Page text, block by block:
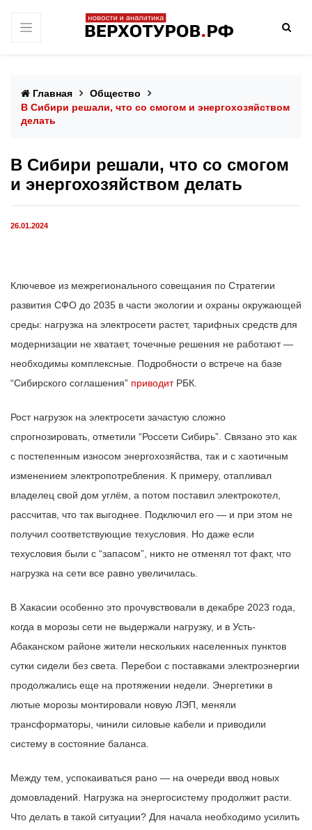
Главная
Общество
В Сибири решали, что со смогом и энергохозяйством
делать
В Сибири решали, что со смогом
и энергохозяйством делать
26.01.2024
Ключевое из межрегионального совещания по Стратегии
развития СФО до 2035 в части экологии и охраны окружающей
среды: нагрузка на электросети растет, тарифных средств для
модернизации не хватает, точечные решения не работают —
необходимы комплексные. Подробности о встрече на базе
“Сибирского соглашения” приводитРБК.
Рост нагрузок на электросети зачастую сложно
спрогнозировать, отметили “Россети Сибирь”. Связано это как
с постепенным износом энергохозяйства, так и с хаотичным
изменением электропотребления. К примеру, отапливал
владелец свой дом углём, а потом поставил электрокотел,
рассчитав, что так выгоднее. Подключил его — и при этом не
получил соответствующие техусловия. Но даже если
техусловия были с “запасом”, никто не отменял тот факт, что
нагрузка на сети все равно увеличилась.
В Хакасии особенно это прочувствовали в декабре 2023 года,
когда в морозы сети не выдержали нагрузку, и в Усть-
Абаканском районе жители нескольких населенных пунктов
сутки сидели без света. Перебои с поставками электроэнергии
продолжались еще на протяжении недели. Энергетики в
лютые морозы монтировали новую ЛЭП, меняли
трансформаторы, чинили силовые кабели и приводили
систему в состояние баланса.
Между тем, успокаиваться рано — на очереди ввод новых
домовладений. Нагрузка на энергосистему продолжит расти.
Что делать в такой ситуации? Для начала необходимо усилить